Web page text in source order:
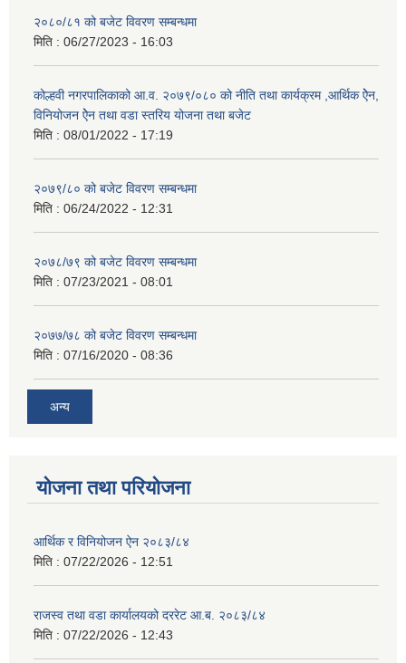
२०८०/८१ को बजेट विवरण सम्बन्धमा
मिति : 06/27/2023 - 16:03
कोल्हवी नगरपालिकाको आ.व. २०७९/०८० को नीति तथा कार्यक्रम ,आर्थिक ऐेन,
विनियोजन ऐेन तथा वडा स्तरिय योजना तथा बजेट
मिति : 08/01/2022 - 17:19
२०७९/८० को बजेट विवरण सम्बन्धमा
मिति : 06/24/2022 - 12:31
२०७८/७९ को बजेट विवरण सम्बन्धमा
मिति : 07/23/2021 - 08:01
२०७७/७८ को बजेट विवरण सम्बन्धमा
मिति : 07/16/2020 - 08:36
अन्य
योजना तथा परियोजना
आर्थिक र विनियोजन ऐन २०८३/८४
मिति : 07/22/2026 - 12:51
राजस्व तथा वडा कार्यालयको दररेट आ.ब. २०८३/८४
मिति : 07/22/2026 - 12:43